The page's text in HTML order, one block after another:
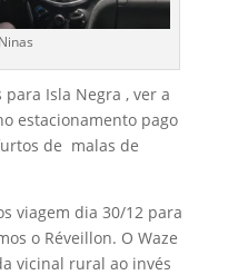
para Isla Negra , ver a
estacionamento pago
de malas de
viagem dia 30/12 para
o Réveillon. O Waze
vicinal rural ao invés